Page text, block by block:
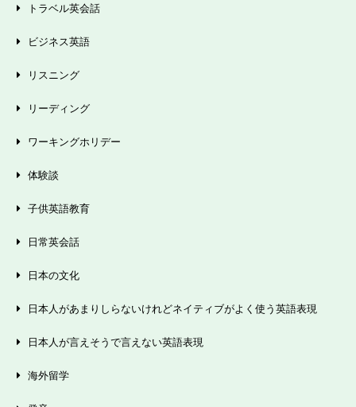
トラベル英会話
ビジネス英語
リスニング
リーディング
ワーキングホリデー
体験談
子供英語教育
日常英会話
日本の文化
日本人があまりしらないけれどネイティブがよく使う英語表現
日本人が言えそうで言えない英語表現
海外留学